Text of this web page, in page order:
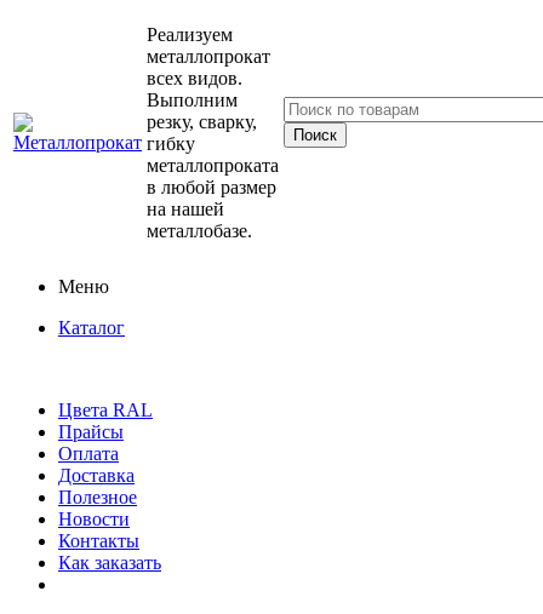
Реализуем
металлопрокат
всех видов.
Выполним
резку, сварку,
гибку
металлопроката
в любой размер
на нашей
металлобазе.
Меню
Каталог
Цвета RAL
Прайсы
Оплата
Доставка
Полезное
Новости
Контакты
Как заказать